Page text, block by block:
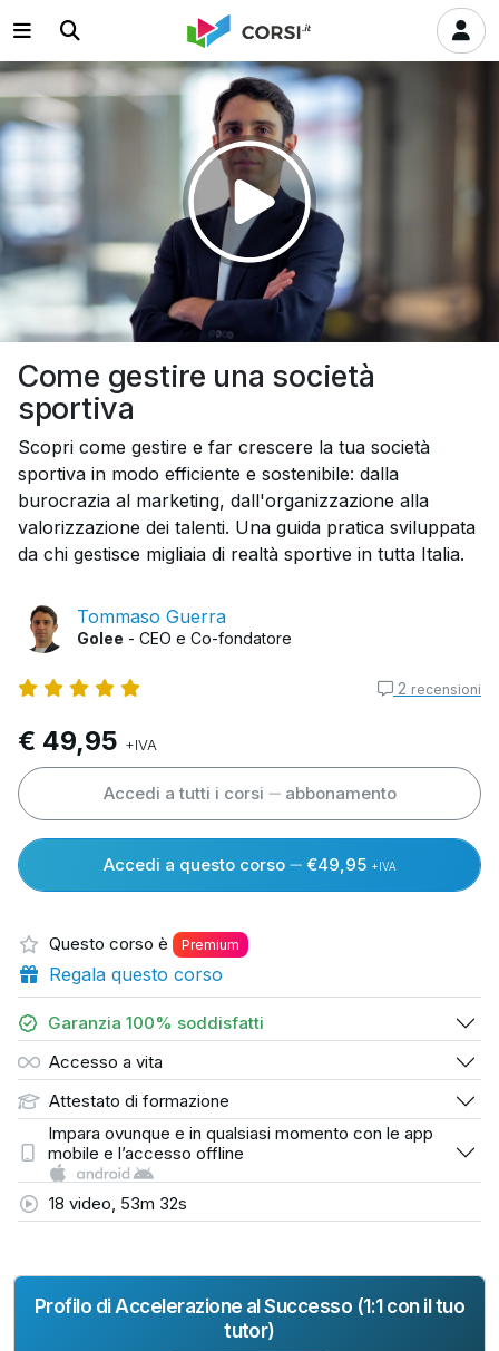
Come gestire una società
sportiva
Scopri come gestire e far crescere la tua società
sportiva in modo efficiente e sostenibile: dalla
burocrazia al marketing, dall'organizzazione alla
valorizzazione dei talenti. Una guida pratica sviluppata
da chi gestisce migliaia di realtà sportive in tutta Italia.
Tommaso Guerra
Golee - CEO e Co-fondatore
2 recensioni
€ 49,95 +IVA
Accedi a tutti i corsi abbonamento
Accedi a questo corso €49,95 +IVA
Questo corso è Premium
Regala questo corso
Garanzia 100% soddisfatti
Accesso a vita
Attestato di formazione
Impara ovunque e in qualsiasi momento con le app
mobile e l’accesso offline
18 video, 53m 32s
Riprodurre
video
Profilo di Accelerazione al Successo (1:1 con il tuo
tutor)